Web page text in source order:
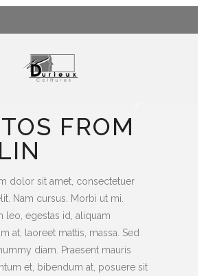
FROM
dolor sit amet, consectetuer
Nam cursus. Morbi ut mi.
leo, egestas id, aliquam
at, laoreet mattis, massa. Sed
diam. Praesent mauris
et, bibendum at, posuere sit